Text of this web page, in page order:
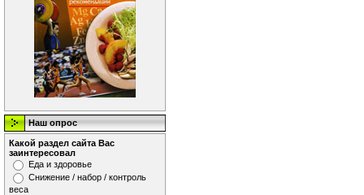
Наш опрос
Какой раздел сайта Вас
заинтересовал
Еда и здоровье
Снижение / набор / контроль
веса